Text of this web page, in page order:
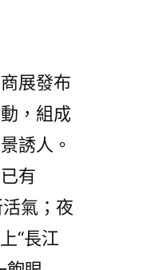
展發布
，組成
誘人。
有
氣；夜
“長江